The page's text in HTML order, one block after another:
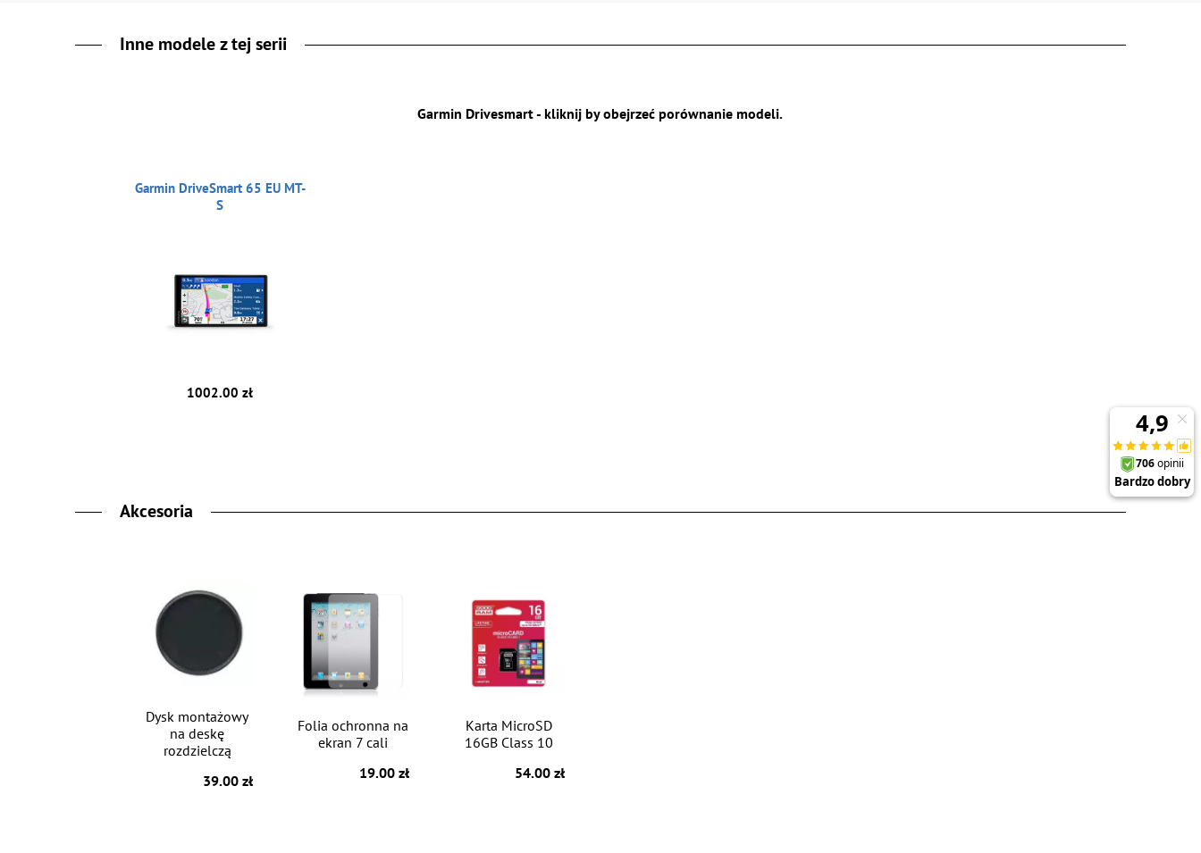
Inne modele z tej serii
Garmin Drivesmart - kliknij by obejrzeć porównanie modeli.
Garmin DriveSmart 65 EU MT-
S
1002.00 zł
Akcesoria
Dysk montażowy
na deskę
rozdzielczą
39.00 zł
Folia ochronna na
ekran 7 cali
19.00 zł
Karta MicroSD
16GB Class 10
54.00 zł